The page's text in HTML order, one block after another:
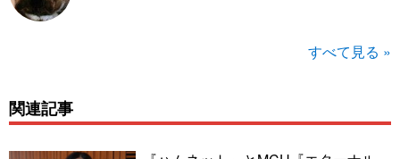
すべて見る »
関連記事